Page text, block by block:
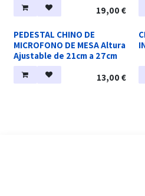
19,00 €
PEDESTAL CHINO DE
MICROFONO DE MESA Altura
Ajustable de 21cm a 27cm
13,00 €